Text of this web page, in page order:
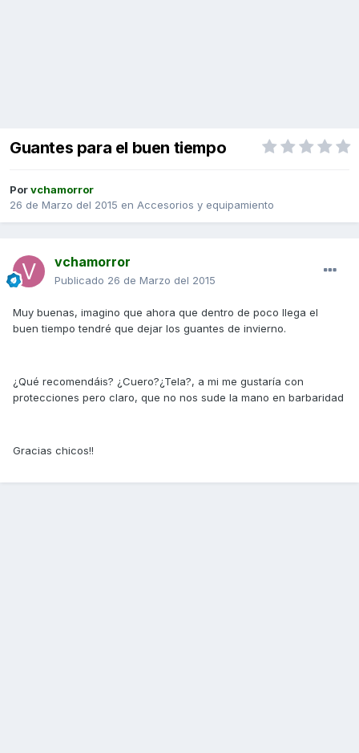
Guantes para el buen tiempo
Porvchamorror
26 de Marzo del 2015 en Accesorios y equipamiento
vchamorror
Publicado 26 de Marzo del 2015
Muy buenas, imagino que ahora que dentro de poco llega el
buen tiempo tendré que dejar los guantes de invierno.
¿Qué recomendáis? ¿Cuero?¿Tela?, a mi me gustaría con
protecciones pero claro, que no nos sude la mano en barbaridad
Gracias chicos!!